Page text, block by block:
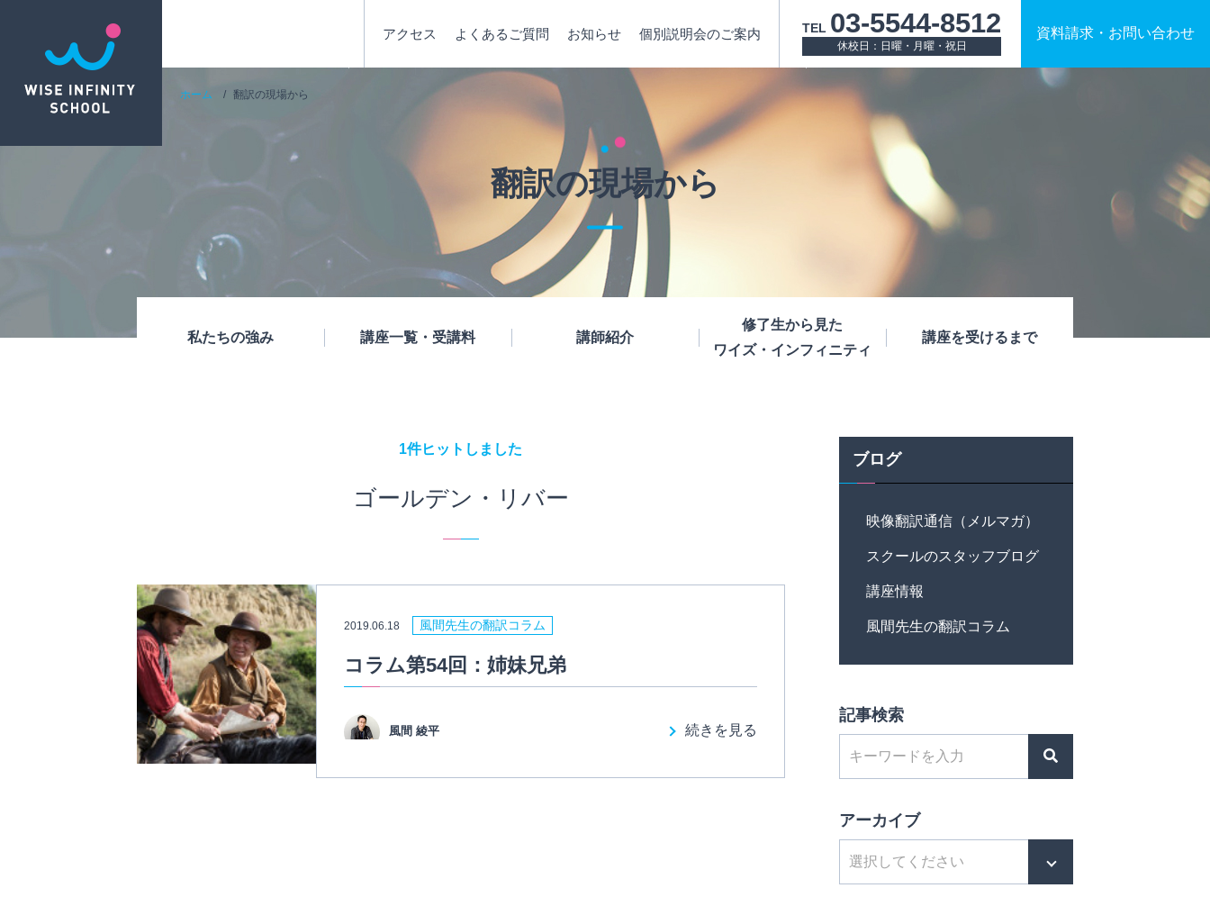
TEL 03-5544-8512
休校日：日曜・月曜・祝日
資料請求 ・ お問い合わせ
私たちの強み 講座一覧・受講料 講師紹介
修了生から見た
ワイズ・インフィニティ
講座を受けるまで
アクセス よくあるご質問 お知らせ 個別説明会のご案内
ホーム 翻訳の現場から
翻訳の現場から
1件ヒットしました
ゴールデン・リバー
2019.06.18 風間先生の翻訳コラム
コラム第54回：姉妹兄弟
風間 綾平 続きを見る
ブログ
映像翻訳通信（メルマガ）
スクールのスタッフブログ
講座情報
風間先生の翻訳コラム
記事検索
アーカイブ